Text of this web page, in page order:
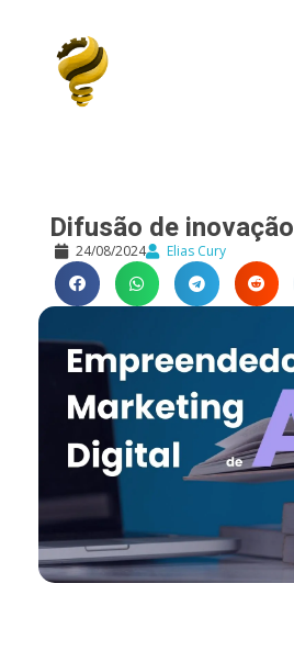
Difusão de inovação
24/08/2024 Elias Cury